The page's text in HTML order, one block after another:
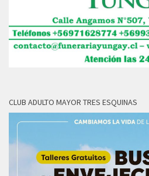
CLUB ADULTO MAYOR TRES ESQUINAS